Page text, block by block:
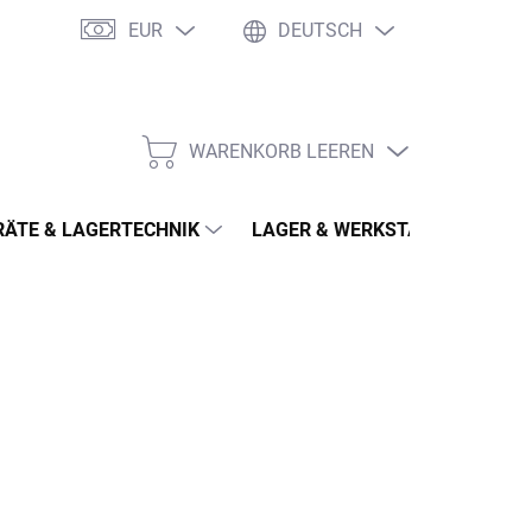
EUR DEUTSCH
WARENKORB
WARENKORB LEEREN
& LAGERTECHNIK LAGER & WERKSTATT